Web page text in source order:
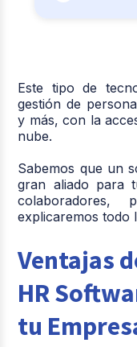
Este tipo de
gestión de
y más, con la
nube.
Sabemos que un
gran aliado para
explicaremos todo
Ventajas
HR
tu